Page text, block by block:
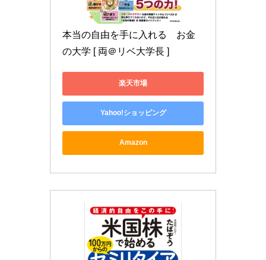
本当の自由を手に入れる　お金
の大学 [ 両＠リベ大学長 ]
楽天市場
Yahoo!ショッピング
Amazon